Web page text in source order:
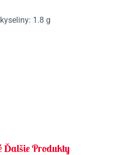
1.8 g
Ďalšie Produkty